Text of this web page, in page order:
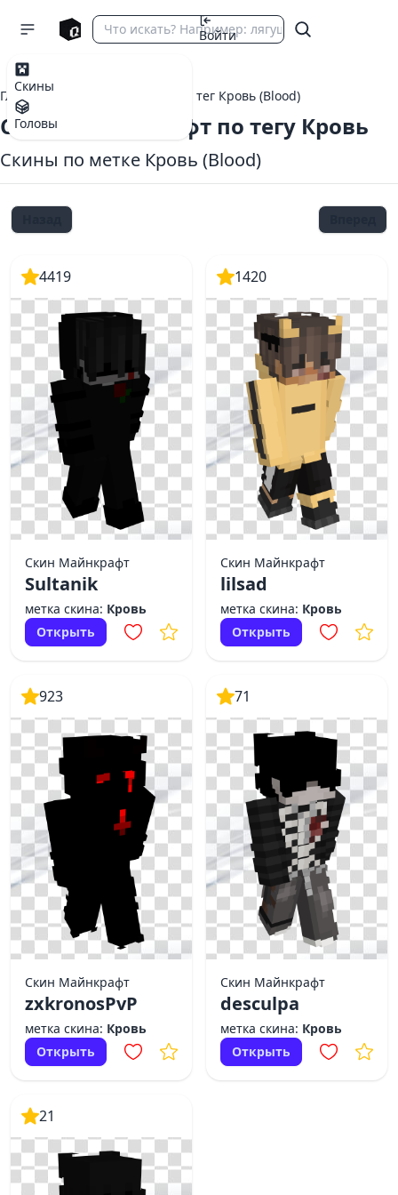
Скины
Головы
Войти
Главная тег Кровь (Blood)
Скины Майнкрафт по тегу Кровь
Скины по метке Кровь (Blood)
4419
Скин Майнкрафт
Sultanik
метка скина: Кровь
Открыть
1420
Скин Майнкрафт
lilsad
метка скина: Кровь
Открыть
923
Скин Майнкрафт
zxkronosPvP
метка скина: Кровь
Открыть
71
Скин Майнкрафт
desculpa
метка скина: Кровь
Открыть
21